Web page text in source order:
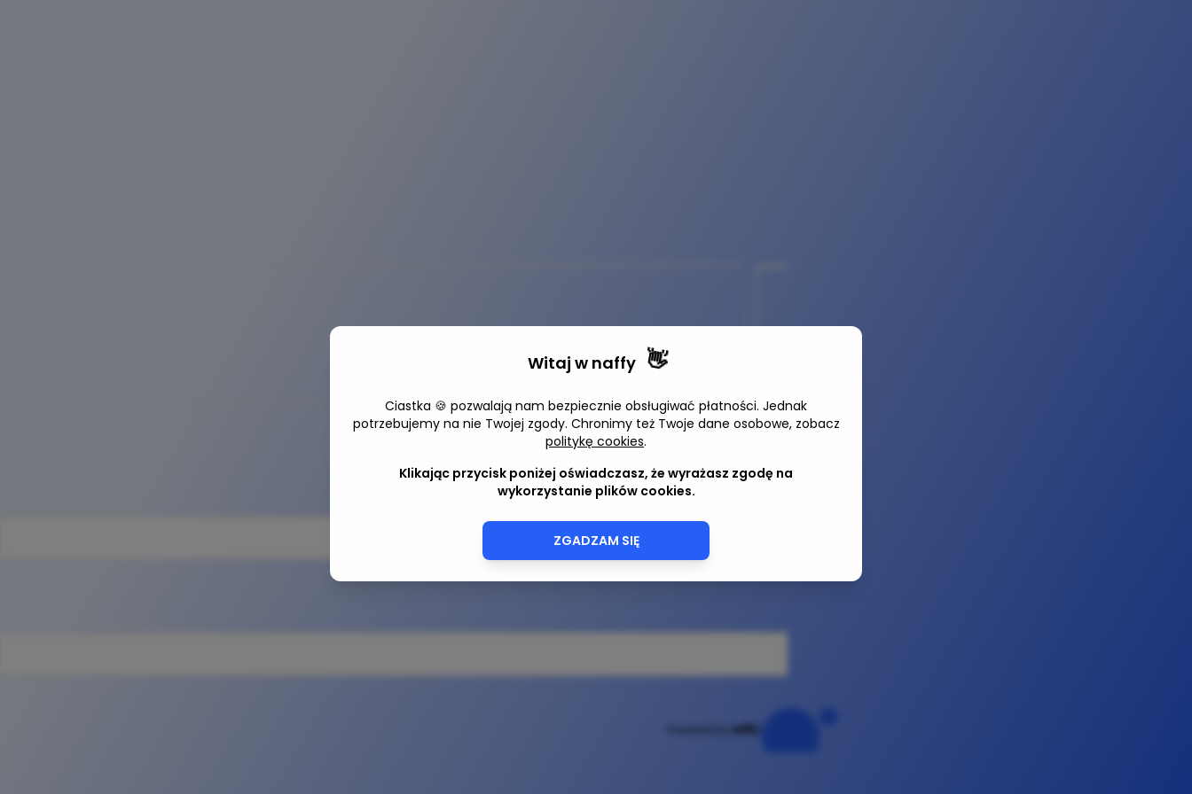
Witaj w naffy 👋
Ciastka 🍪 pozwalają nam bezpiecznie obsługiwać płatności. Jednak
potrzebujemy na nie Twojej zgody. Chronimy też Twoje dane osobowe, zobacz
politykę cookies.
Klikając przycisk poniżej oświadczasz, że wyrażasz zgodę na
wykorzystanie plików cookies.
ZGADZAM SIĘ